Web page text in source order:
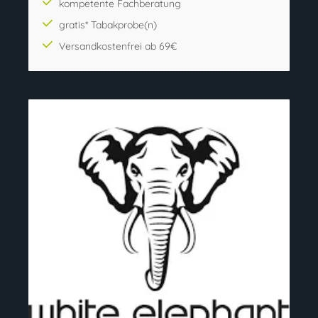
kompetente Fachberatung
gratis* Tabakprobe(n)
Versandkostenfrei ab 69€